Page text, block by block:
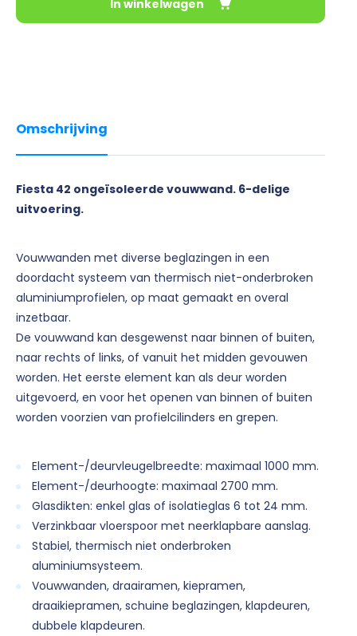
In winkelwagen
Omschrijving
Fiesta 42 ongeïsoleerde vouwwand. 6-delige
uitvoering.
Vouwwanden met diverse beglazingen in een
doordacht systeem van thermisch niet-onderbroken
aluminiumprofielen, op maat gemaakt en overal
inzetbaar.
De vouwwand kan desgewenst naar binnen of buiten,
naar rechts of links, of vanuit het midden gevouwen
worden. Het eerste element kan als deur worden
uitgevoerd, en voor het openen van binnen of buiten
worden voorzien van profielcilinders en grepen.
Element-/deurvleugelbreedte: maximaal 1000 mm.
Element-/deurhoogte: maximaal 2700 mm.
Glasdikten: enkel glas of isolatieglas 6 tot 24 mm.
Verzinkbaar vloerspoor met neerklapbare aanslag.
Stabiel, thermisch niet onderbroken
aluminiumsysteem.
Vouwwanden, draairamen, kiepramen,
draaikiepramen, schuine beglazingen, klapdeuren,
dubbele klapdeuren.